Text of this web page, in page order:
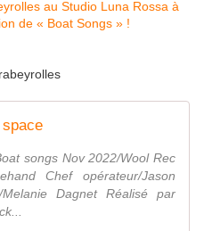
songs Nov 2022/Wool Rec
Chef opérateur/Jason
Dagnet Réalisé par